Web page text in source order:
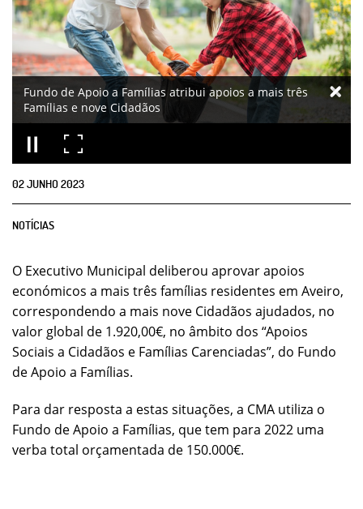
Fundo de Apoio a Famílias atribui apoios a mais três
Famílias e nove Cidadãos
02JUNHO2023
NOTÍCIAS
O Executivo Municipal deliberou aprovar apoios
económicos a mais três famílias residentes em Aveiro,
correspondendo a mais nove Cidadãos ajudados, no
valor global de 1.920,00€, no âmbito dos “Apoios
Sociais a Cidadãos e Famílias Carenciadas”, do Fundo
de Apoio a Famílias.
Para dar resposta a estas situações, a CMA utiliza o
Fundo de Apoio a Famílias, que tem para 2022 uma
verba total orçamentada de 150.000€.